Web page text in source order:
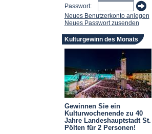
Passwort:
Neues Benutzerkonto anlegen
Neues Passwort zusenden
Kulturgewinn des Monats
Gewinnen Sie ein
Kulturwochenende zu 40
Jahre Landeshauptstadt St.
Pölten für 2 Personen!